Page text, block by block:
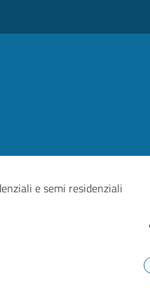
e semi residenziali